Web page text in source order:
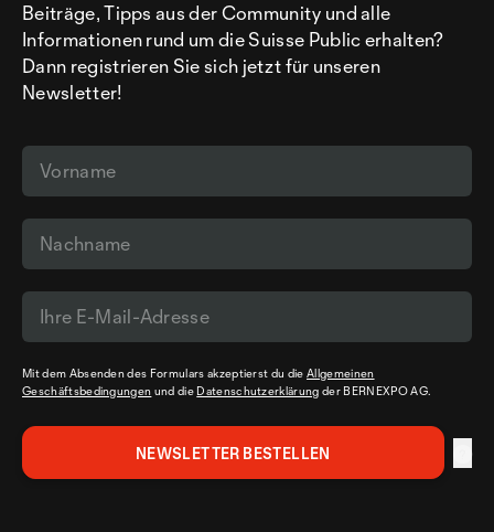
Beiträge, Tipps aus der Community und alle
Informationen rund um die Suisse Public erhalten?
Dann registrieren Sie sich jetzt für unseren
Newsletter!
Mit dem Absenden des Formulars akzeptierst du dieAllgemeinen
Geschäftsbedingungen und die Datenschutzerklärung der BERNEXPO AG.